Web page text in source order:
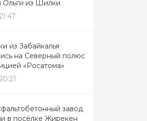
Ольги из Шилки
из Забайкалья
на Северный полюс
«Росатома»
завод
в посёлке Жирекен